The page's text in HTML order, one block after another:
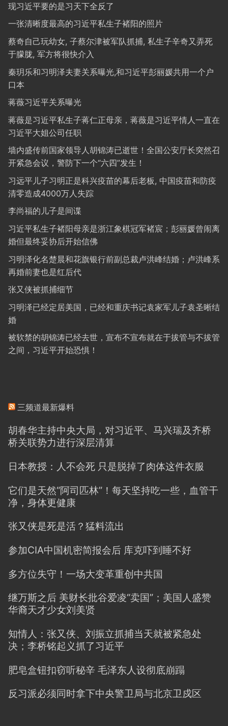
现习近平要的是习天下全反了
一张清晰度最高的习近平私生子褚阳的照片
蔡奇自己玩幼女, 子蔡尔津被军队抓捕, 私生子辛奇又弄死
于朦胧, 军方将很快介入
秦玥乐和习明泽夫妻关系曝光,和习近平彭丽媛共用一个户
口本
蒋薇习近平关系曝光
蒋薇是习近平私生子蒋仁正母亲，蒋薇是习近平情人一直在
习近平大姐公司任职
墙内盛传前国家领导人胡锦涛已逝世！全国公安厅长突然召
开紧急会议，警防下一个“六四”发生！
习远平儿子习明正是科兴疫苗的幕后老板, 中国疫苗和防疫
清零造成4000万人失踪
李尚福的儿子是间谍
习近平私生子褚阳母亲是浙江象棋冠军褚宸；彭丽媛曾闹离
婚但最终妥协后开始信佛
习明泽化名楚晨和花旗银行前副总裁卢洪峰结婚；卢洪峰系
再婚前妻也是红后代
张又侠被抓捕细节
习明泽已经定居美国，已经和重庆书记袁家军儿子袁圣晰结
婚
被软禁的胡锦涛已经去世，宣布不宣布就在于拔管与不拔管
之间，习近平开始恐惧！
三频道最新爆料
胡春华主持中央大局，对习近平、马兴瑞及齐桥
桥关联势力进行深层清算
日本教授：人不会死 只是脱掉了肉体这件衣服
它们是天然“阿司匹林”！每天坚持吃一些，血管干
净，身体更健康
张又侠是死是活？猛料流出
参加CIA中国机密简报会后 库克吓到睡不好
多方位失守！一场大变革重创中共国
继万斯之后 美财长批谷爱凌“卖国”；美国人盛赞
华裔天才少女刘美贤
知情人：张又侠、刘振立抓捕当天就被紧急处
决；李桥铭起义抓了习近平
肥皂盒钮扣窃听秘辛 毛泽东人设彻底崩蹋
反习派必须同时拿下中央警卫局与北京卫戍区